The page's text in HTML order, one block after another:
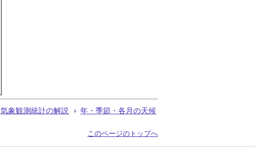
気象観測統計の解説 年・季節・各月の天候
このページのトップへ